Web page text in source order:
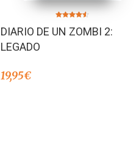
4.50
de 5
DIARIO DE UN ZOMBI 2:
LEGADO
19,95€